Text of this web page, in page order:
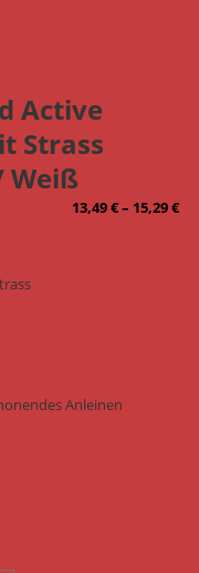
Active
Strass
Weiß
13,49€– 15,29€
Anleinen